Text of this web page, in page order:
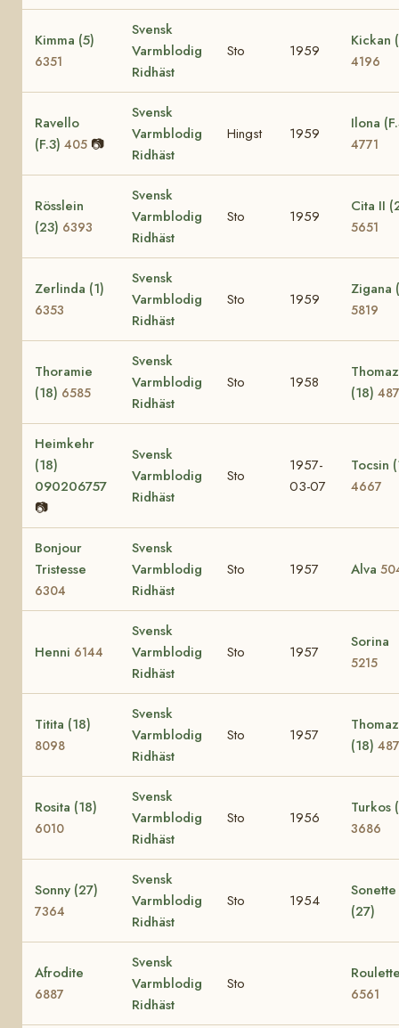
Kimma (5)
6351
Svensk
Varmblodig
Ridhäst
Sto 1959
Kickan
4196
Ravello
(F.3) 405 📷
Svensk
Varmblodig
Ridhäst
Hingst 1959
Ilona
4771
Rösslein
(23) 6393
Svensk
Varmblodig
Ridhäst
Sto 1959
Cita II
5651
Zerlinda (1)
6353
Svensk
Varmblodig
Ridhäst
Sto 1959
Zigana
5819
Thoramie
(18) 6585
Svensk
Varmblodig
Ridhäst
Sto 1958
(18)
Heimkehr
(18)
090206757
📷
Svensk
Varmblodig
Ridhäst
Sto
1957-
03-07
Tocsin
4667
Bonjour
Tristesse
6304
Svensk
Varmblodig
Ridhäst
Sto 1957 Alva
Henni 6144
Svensk
Varmblodig
Ridhäst
Sto 1957
Sorina
5215
Titita (18)
8098
Svensk
Varmblodig
Ridhäst
Sto 1957
(18)
Rosita (18)
6010
Svensk
Varmblodig
Ridhäst
Sto 1956
Turkos
3686
Sonny (27)
7364
Svensk
Varmblodig
Ridhäst
Sto 1954
Sonette
(27)
Afrodite
6887
Svensk
Varmblodig
Ridhäst
Sto
6561